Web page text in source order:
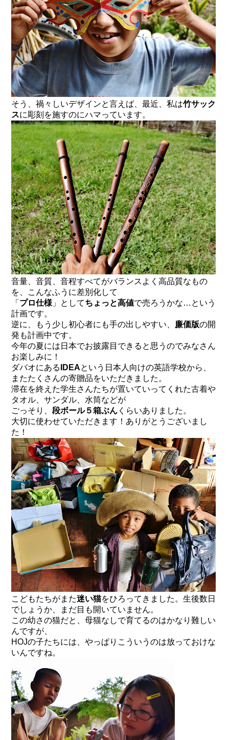
そう、禍々しいデザインと言えば、最近、私は竹サック
スに彫刻 を施すのにハマっています。
音量、音質、音程すべてがバランスよく高品質なもの
を、こんなふうに差別化して
「 プロ仕様 」としてちょっと高値で売ろうかな…という
計画です。
逆に、もう少し初心者にも手の出しやすい、 廉価版の開
発も計画中です。
今年の夏には日本でお披露目できると思うのでみなさん
お楽しみに！
ダバオにある IDEAという日本人向けの英語学校から、
またたくさんの寄贈品をいただきました。
滞在を終えた学生さんたちが置いていってくれた古着や
タオル、サンダル、水筒などが
ごっそり、段ボール５箱ぶん くらいありました。
大切に使わせていただきます！ありがとうございまし
た！
こどもたちがまた迷い猫をひろってきました。生後数日
でしょうか、まだ目も開いていません。
この幼さの猫だと、母猫なしで育てるのはかなり難しい
んですが、
HOJの子たちには、やっぱりこういうのは放っておけな
いんですね。